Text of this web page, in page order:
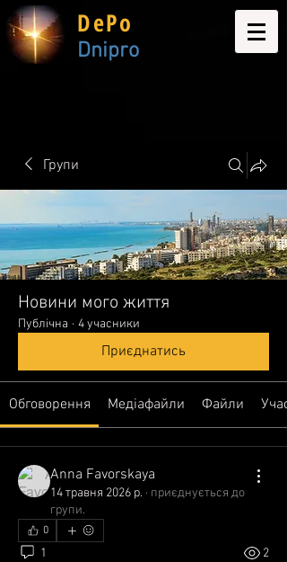
DePo
Dnipro
Групи
Новини мого життя
Публічна · 4 учасники
Приєднатись
Обговорення Медіафайли Файли
Anna Favorskaya
14 травня 2026 р. · приєднується до
групи.
0
1 2